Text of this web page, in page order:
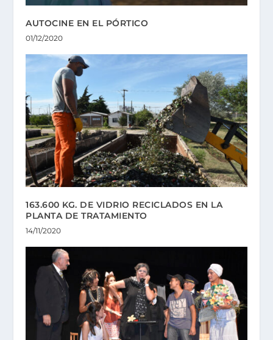
AUTOCINE EN EL PÓRTICO
01/12/2020
163.600 KG. DE VIDRIO RECICLADOS EN LA
PLANTA DE TRATAMIENTO
14/11/2020